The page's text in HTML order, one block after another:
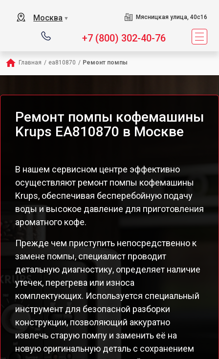
Москва ▼ Мясницкая улица, 40с16
+7 (800) 302-40-76
Главная / ea810870 / Ремонт помпы
Ремонт помпы кофемашины
Krups EA810870 в Москве
В нашем сервисном центре эффективно
осуществляют ремонт помпы кофемашины
Krups, обеспечивая бесперебойную подачу
воды и высокое давление для приготовления
ароматного кофе.
Прежде чем приступить непосредственно к
замене помпы, специалист проводит
детальную диагностику, определяет наличие
утечек, перегрева или износа
комплектующих. Используется специальный
инструмент для безопасной разборки
конструкции, позволяющий аккуратно
извлечь старую помпу и заменить её на
новую оригинальную деталь с сохранением